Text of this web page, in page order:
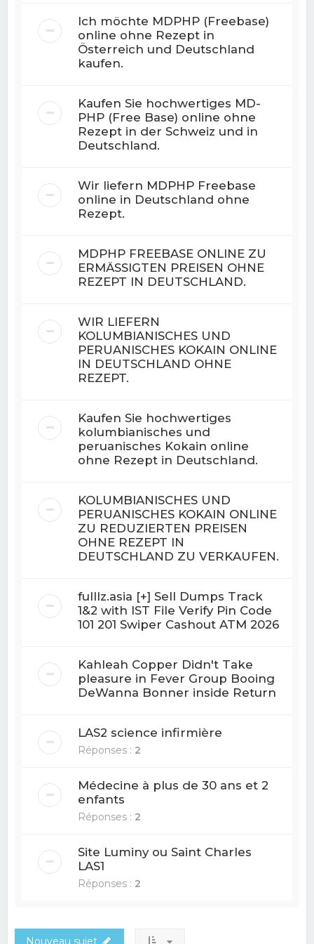
Ich möchte MDPHP (Freebase)
online ohne Rezept in
Österreich und Deutschland
kaufen.
Kaufen Sie hochwertiges MD-
PHP (Free Base) online ohne
Rezept in der Schweiz und in
Deutschland.
Wir liefern MDPHP Freebase
online in Deutschland ohne
Rezept.
MDPHP FREEBASE ONLINE ZU
ERMÄSSIGTEN PREISEN OHNE
REZEPT IN DEUTSCHLAND.
WIR LIEFERN
KOLUMBIANISCHES UND
PERUANISCHES KOKAIN ONLINE
IN DEUTSCHLAND OHNE
REZEPT.
Kaufen Sie hochwertiges
kolumbianisches und
peruanisches Kokain online
ohne Rezept in Deutschland.
KOLUMBIANISCHES UND
PERUANISCHES KOKAIN ONLINE
ZU REDUZIERTEN PREISEN
OHNE REZEPT IN
DEUTSCHLAND ZU VERKAUFEN.
fulllz.asia [+] Sell Dumps Track
1&2 with IST File Verify Pin Code
101 201 Swiper Cashout ATM 2026
Kahleah Copper Didn't Take
pleasure in Fever Group Booing
DeWanna Bonner inside Return
LAS2 science infirmière
Réponses : 2
Médecine à plus de 30 ans et 2
enfants
Réponses : 2
Site Luminy ou Saint Charles
LAS1
Réponses : 2
Nouveau sujet